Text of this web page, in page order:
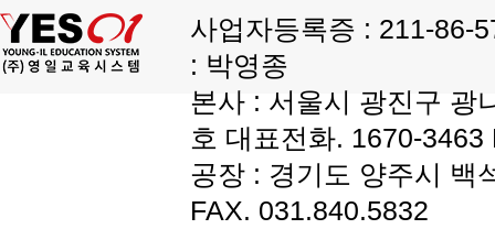
사업자등록증 : 211-86-
: 박영종
본사 : 서울시 광진구 광
호 대표전화. 1670-
공장 : 경기도 양주시 백
FAX. 031.840.5832